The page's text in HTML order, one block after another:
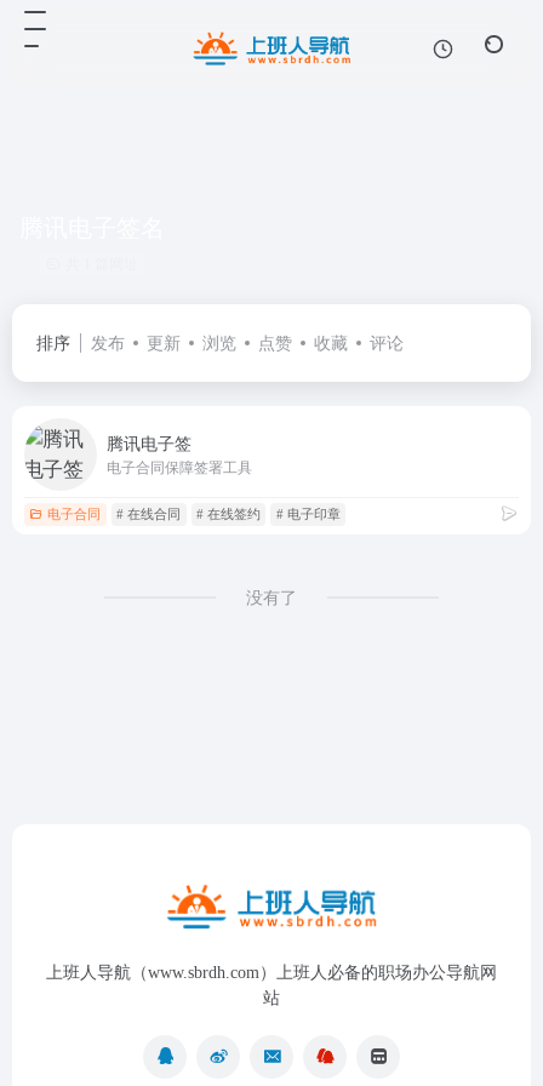
排序 发布 更新 浏览 点赞 收藏 评论
腾讯电子签
电子合同保障签署工具
电子合同 # 在线合同 # 在线签约 # 电子印章
没有了
上班人导航（www.sbrdh.com）上班人必备的职场办公导航网
站